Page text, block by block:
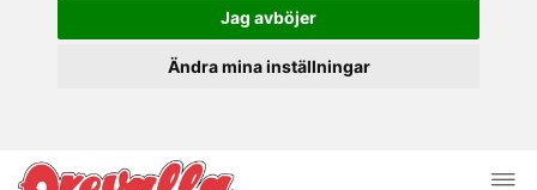
Jag avböjer
Ändra mina inställningar